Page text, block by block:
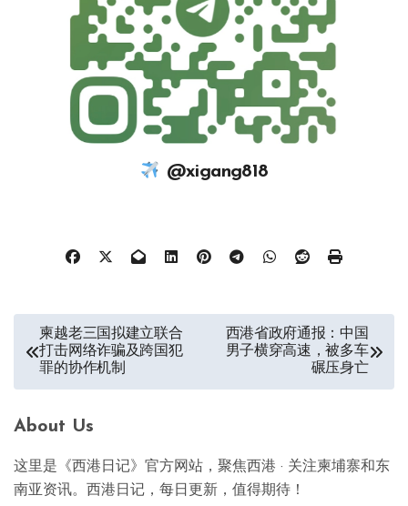
@xigang818
章
导
航
柬越老三国拟建立联合
打击网络诈骗及跨国犯
罪的协作机制
西港省政府通报：中国
男子横穿高速，被多车
碾压身亡
About Us
这里是《西港日记》官方网站，聚焦西港 · 关注柬埔寨和东
南亚资讯。西港日记，每日更新，值得期待！